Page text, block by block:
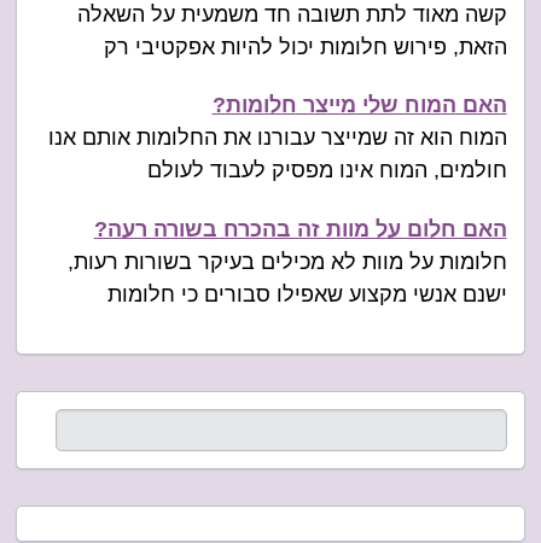
קשה מאוד לתת תשובה חד משמעית על השאלה
הזאת, פירוש חלומות יכול להיות אפקטיבי רק
האם המוח שלי מייצר חלומות?
המוח הוא זה שמייצר עבורנו את החלומות אותם אנו
חולמים, המוח אינו מפסיק לעבוד לעולם
האם חלום על מוות זה בהכרח בשורה רעה?
חלומות על מוות לא מכילים בעיקר בשורות רעות,
ישנם אנשי מקצוע שאפילו סבורים כי חלומות